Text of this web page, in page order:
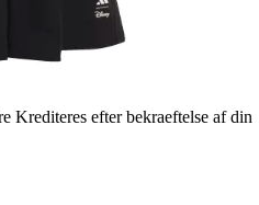
Krediteres efter bekraeftelse af din